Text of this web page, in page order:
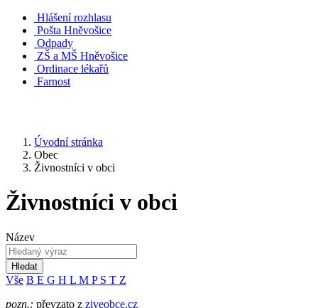
Hlášení rozhlasu
Pošta Hněvošice
Odpady
ZŠ a MŠ Hněvošice
Ordinace lékařů
Farnost
Úvodní stránka
Obec
Živnostníci v obci
Živnostníci v obci
Název
Hledat
Vše B E G H L M P S T Z
pozn.: převzato z ziveobce.cz